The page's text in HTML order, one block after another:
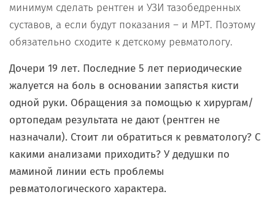
минимум сделать рентген и УЗИ тазобедренных
суставов, а если будут показания – и МРТ. Поэтому
обязательно сходите к детскому ревматологу.
Дочери 19 лет. Последние 5 лет периодические
жалуется на боль в основании запястья кисти
одной руки. Обращения за помощью к хирургам/
ортопедам результата не дают (рентген не
назначали). Стоит ли обратиться к ревматологу? С
какими анализами приходить? У дедушки по
маминой линии есть проблемы
ревматологического характера.